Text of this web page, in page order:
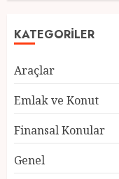
KATEGORILER
Araçlar
Emlak ve Konut
Finansal Konular
Genel
4